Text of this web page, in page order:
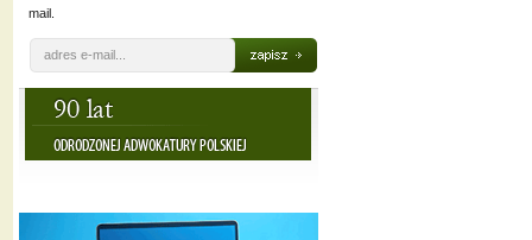
mail.